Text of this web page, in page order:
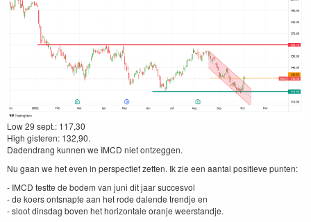
Low29 sept.: 117,30
High gis­teren: 132,90.
Daden­drang kun­nen we IMCD niet ontzeggen.
Nu gaan we het even in per­spec­tief zetten. Ik zie een aan­tal posi­tieve punten:
- IMCD testte de bodem van juni dit jaar suc­cesvol
- de koers ontsnapte aan het rode dal­ende trend­je en
- sloot dins­dag boven het hor­i­zon­tale oran­je weerstandje.